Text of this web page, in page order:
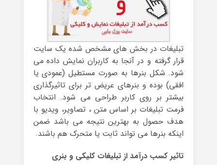
تبلیغات در بخش های مشخص شده یک سایت
قرار گرفته و در آنجا به کاربران نمایش داده می
شود. شکل بنرها به صورت مستطیل (عمودی یا
افقی) بوده و بنرهای عریض تر برای تاثیرگذاری
بیشتر بر روی کاربر طراحی می شود. انتخاب
فرمت تبلیغات بر اساس متن ، تصاویر، ویدیو با
هدف حصول به بهترین نتیجه می باشد ضمن
اینکه بنرها می تواند ثابت یا متحرک هم باشند.
تاثیر کسب درآمد از تبلیغات کلیکی و بنری